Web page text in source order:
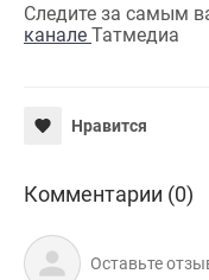
Следите за самым
канале Татмедиа
Нравится
Комментарии (0)